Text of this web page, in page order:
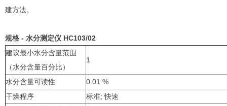
建方法。
规格 - 水分测定仪 HC103/02
建议最小水分含量范围
（水分含量百分比）
1
水分含量可读性
0.01 %
干燥程序
标准; 快速